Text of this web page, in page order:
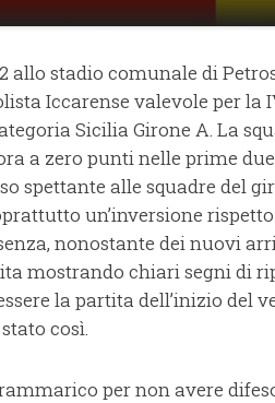
allo stadio comunale di
Iccarense valevole per
Sicilia Girone A. La
a zero punti nelle prime
spettante alle squadre del
un’inversione
nonostante dei nuovi
mostrando chiari segni di
la partita dell’inizio del
così.
per non avere